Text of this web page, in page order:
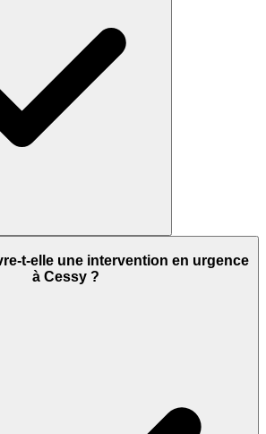
t-elle une intervention en urgence
à Cessy ?